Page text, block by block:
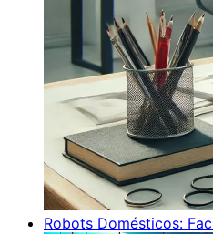
Robots Domésticos: